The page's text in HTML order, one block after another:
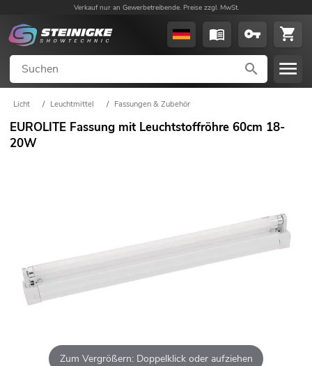
Verkauf nur an Gewerbetreibende. Preise zzgl. MwSt.
Licht / Leuchtmittel / Fassungen & Zubehör
EUROLITE Fassung mit Leuchtstoffröhre 60cm 18-
20W
Zum Vergrößern: Doppelklick oder aufziehen